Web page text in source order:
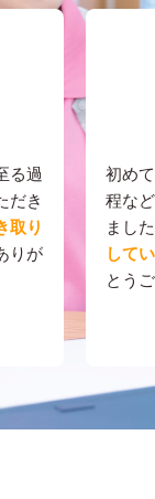
る過
だき
取り
りが
初め
程な
ました
して
とう